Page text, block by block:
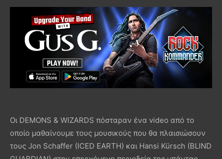
Οι DEMONS & WIZARDS πόσταραν ένα video από το
οποίο μαθαίνουμε τους μουσικούς που θα πλαισιώσουν
τους Jon Schaffer (ICED EARTH) και Hansi Kürsch (BLIND